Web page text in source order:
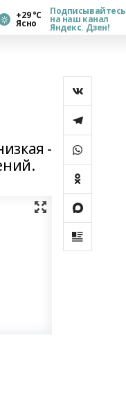
+29 °С
Ясно
Подписывайтесь
на наш канал
Яндекс. Дзен!
-